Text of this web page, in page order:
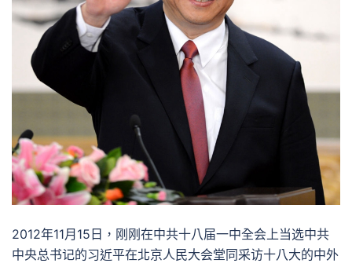
2012年11月15日，刚刚在中共十八届一中全会上当选中共
中央总书记的习近平在北京人民大会堂同采访十八大的中外